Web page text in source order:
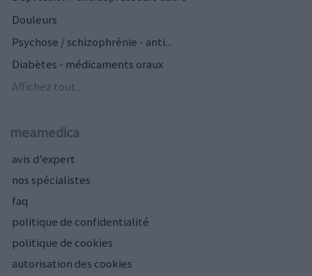
Douleurs
Psychose / schizophrénie - anti...
Diabètes - médicaments oraux
Affichez tout...
meamedica
avis d’expert
nos spécialistes
faq
politique de confidentialité
politique de cookies
autorisation des cookies